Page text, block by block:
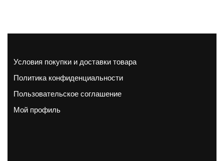
Условия покупки и доставки товара
Политика конфиденциальности
Пользовательское соглашение
Мой профиль